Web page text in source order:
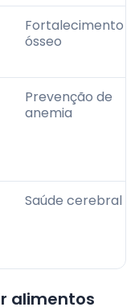
Fortalecimento
ósseo
Prevenção de
anemia
Saúde cerebral
alimentos